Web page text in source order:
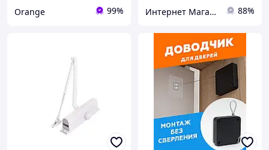
Orange 99% Интернет Магазин "StepShop" 88%